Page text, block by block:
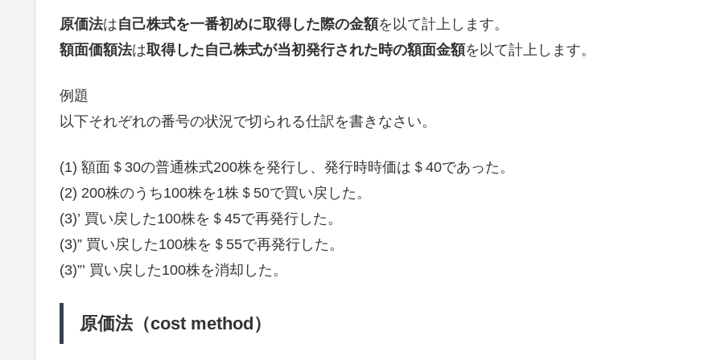
原価法は自己株式を一番初めに取得した際の金額を以て計上します。
額面価額法は取得した自己株式が当初発行された時の額面金額を以て計上します。
例題
以下それぞれの番号の状況で切られる仕訳を書きなさい。
(1) 額面＄30の普通株式200株を発行し、発行時時価は＄40であった。
(2) 200株のうち100株を1株＄50で買い戻した。
(3)’ 買い戻した100株を＄45で再発行した。
(3)” 買い戻した100株を＄55で再発行した。
(3)”’ 買い戻した100株を消却した。
原価法（cost method）